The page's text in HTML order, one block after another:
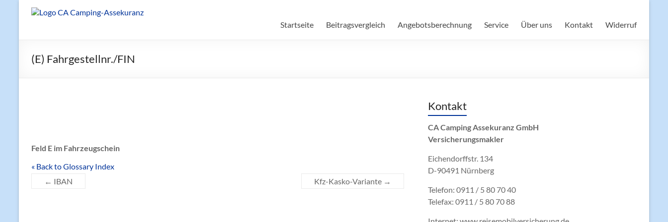
InhaltReisemobilversicherung.de Startseite Beitragsvergleich Angebotsberechnung Service Über uns Kontakt Widerruf
(E) Fahrgestellnr./FIN
Feld E im Fahrzeugschein
« Back to Glossary Index
← IBAN Kfz-Kasko-Variante →
Kontakt
CA Camping Assekuranz GmbH
Versicherungsmakler
Eichendorffstr. 134
D-90491 Nürnberg
Telefon: 0911 / 5 80 70 40
Telefax: 0911 / 5 80 70 88